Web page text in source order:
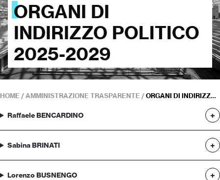
ORGANI DI
INDIRIZZO POLITICO
2025-2029
HOME /AMMINISTRAZIONE TRASPARENTE /ORGANI DI INDIRIZZO POLITICO 2025-2029
Raffaele BENCARDINO
Sabina BRINATI
Lorenzo BUSNENGO